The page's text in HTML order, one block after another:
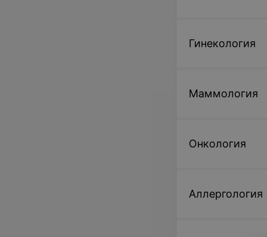
Гинекология
Маммология
Онкология
Аллергология